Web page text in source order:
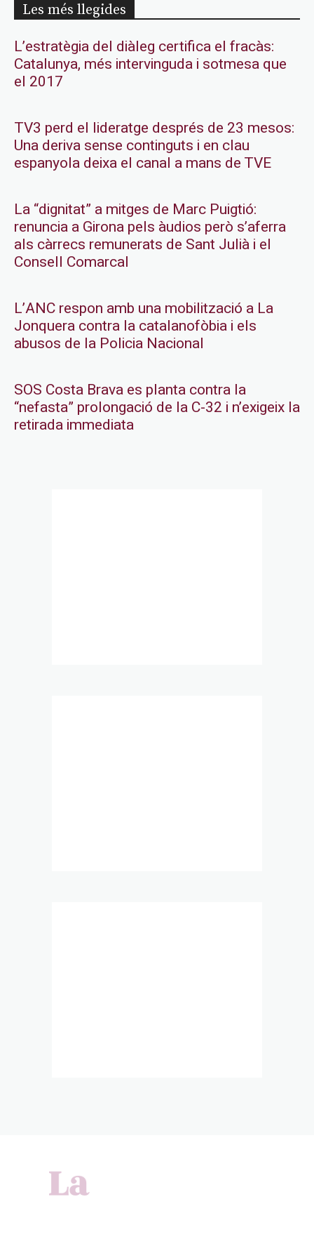
Les més llegides
L’estratègia del diàleg certifica el fracàs:
Catalunya, més intervinguda i sotmesa que
el 2017
TV3 perd el lideratge després de 23 mesos:
Una deriva sense continguts i en clau
espanyola deixa el canal a mans de TVE
La “dignitat” a mitges de Marc Puigtió:
renuncia a Girona pels àudios però s’aferra
als càrrecs remunerats de Sant Julià i el
Consell Comarcal
L’ANC respon amb una mobilització a La
Jonquera contra la catalanofòbia i els
abusos de la Policia Nacional
SOS Costa Brava es planta contra la
“nefasta” prolongació de la C-32 i n’exigeix la
retirada immediata